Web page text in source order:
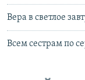
Вера в светлое
Всем сестрам по